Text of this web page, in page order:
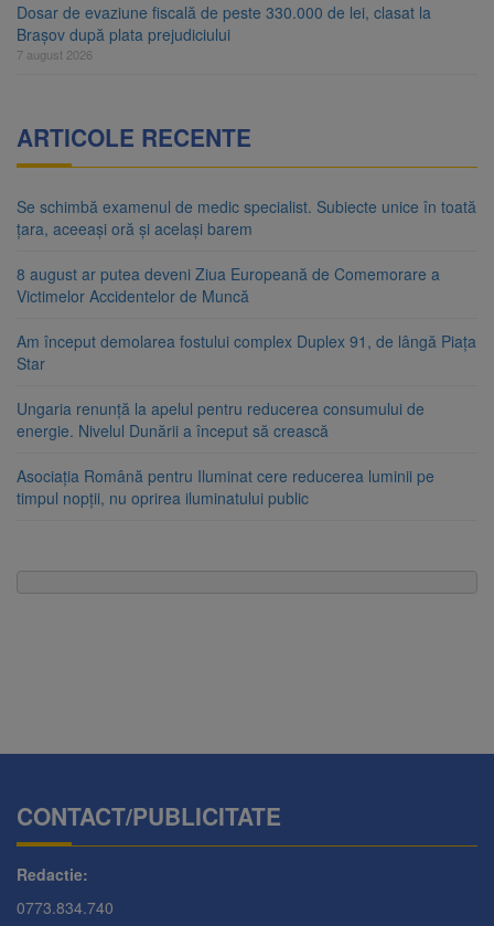
Dosar de evaziune fiscală de peste 330.000 de lei, clasat la
Brașov după plata prejudiciului
7 august 2026
ARTICOLE RECENTE
Se schimbă examenul de medic specialist. Subiecte unice în toată
țara, aceeași oră și același barem
8 august ar putea deveni Ziua Europeană de Comemorare a
Victimelor Accidentelor de Muncă
Am început demolarea fostului complex Duplex 91, de lângă Piața
Star
Ungaria renunță la apelul pentru reducerea consumului de
energie. Nivelul Dunării a început să crească
Asociația Română pentru Iluminat cere reducerea luminii pe
timpul nopții, nu oprirea iluminatului public
CONTACT/PUBLICITATE
Redactie:
0773.834.740